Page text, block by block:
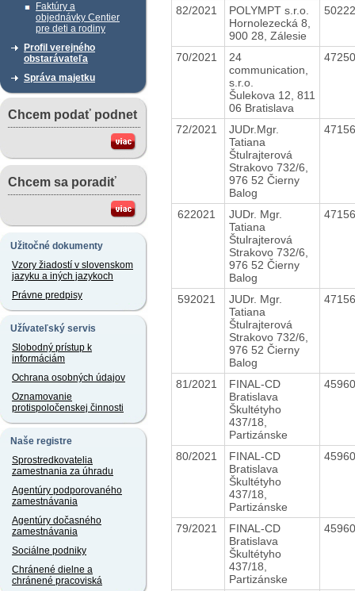
Faktúry a
objednávky Centier
pre deti a rodiny
Profil verejného
obstarávateľa
Správa majetku
Chcem podať podnet
Chcem sa poradiť
Užitočné dokumenty
Vzory žiadostí v slovenskom
jazyku a iných jazykoch
Právne predpisy
Užívateľský servis
Slobodný prístup k
informáciám
Ochrana osobných údajov
Oznamovanie
protispoločenskej činnosti
Naše registre
Sprostredkovatelia
zamestnania za úhradu
Agentúry podporovaného
zamestnávania
Agentúry dočasného
zamestnávania
Sociálne podniky
Chránené dielne a
chránené pracoviská
82/2021
POLYMPT s.r.o.
Hornolezecká 8,
900 28, Zálesie
70/2021
24
communication,
s.r.o.
Šulekova 12, 811
06 Bratislava
72/2021
JUDr.Mgr.
Tatiana
Štulrajterová
Strakovo 732/6,
976 52 Čierny
Balog
622021
JUDr. Mgr.
Tatiana
Štulrajterová
Strakovo 732/6,
976 52 Čierny
Balog
592021
JUDr. Mgr.
Tatiana
Štulrajterová
Strakovo 732/6,
976 52 Čierny
Balog
81/2021
FINAL-CD
Bratislava
Škultétyho
437/18,
Partizánske
80/2021
FINAL-CD
Bratislava
Škultétyho
437/18,
Partizánske
79/2021
FINAL-CD
Bratislava
Škultétyho
437/18,
Partizánske